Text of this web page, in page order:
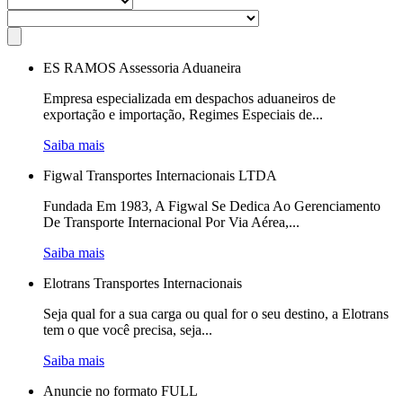
ES RAMOS Assessoria Aduaneira
Empresa especializada em despachos aduaneiros de
exportação e importação, Regimes Especiais de...
Saiba mais
Figwal Transportes Internacionais LTDA
Fundada Em 1983, A Figwal Se Dedica Ao Gerenciamento
De Transporte Internacional Por Via Aérea,...
Saiba mais
Elotrans Transportes Internacionais
Seja qual for a sua carga ou qual for o seu destino, a Elotrans
tem o que você precisa, seja...
Saiba mais
Anuncie no formato FULL